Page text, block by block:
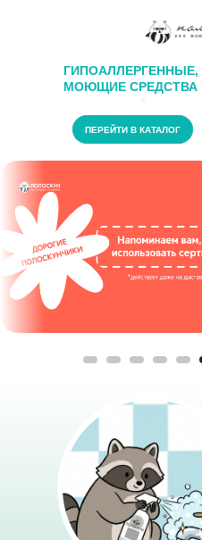
ПЕРЕЙТИ В КАТАЛОГ
МОЮЩИЕ СРЕДСТВА